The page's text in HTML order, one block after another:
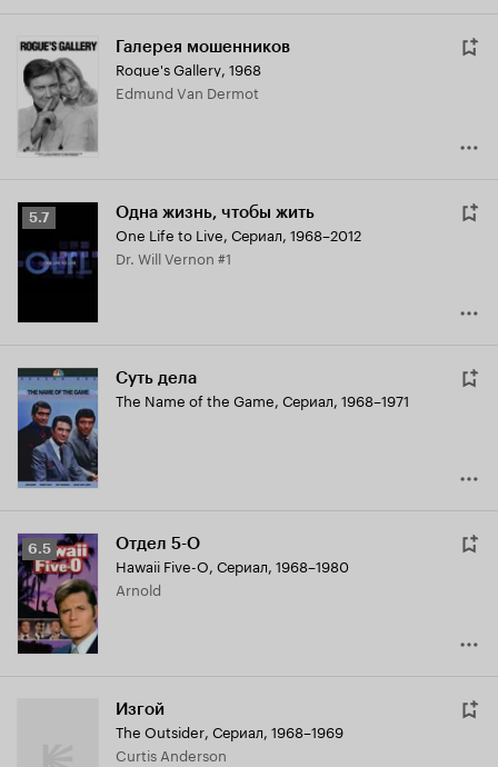
Галерея мошенников
Rogue's Gallery, 1968
Edmund Van Dermot
Рейтинг
Кинопоиска
5.7
5.7 Одна жизнь, чтобы жить
One Life to Live, Сериал, 1968–2012
Dr. Will Vernon #1
Суть дела
The Name of the Game, Сериал, 1968–1971
Рейтинг
Кинопоиска
6.5
6.5 Отдел 5-O
Hawaii Five-O, Сериал, 1968–1980
Arnold
Изгой
The Outsider, Сериал, 1968–1969
Curtis Anderson